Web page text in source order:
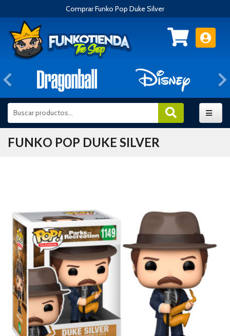
Comprar Funko Pop Duke Silver
Anterior
FUNKO POP DUKE SILVER